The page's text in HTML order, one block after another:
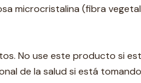
microcristalina (fibra
No use este producto si
de la salud si está